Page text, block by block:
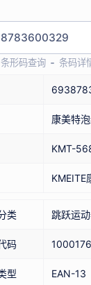
条形码查询 条码详
康美特
KMT-
KMEITE
类 跳跃运
码
型 EAN-13